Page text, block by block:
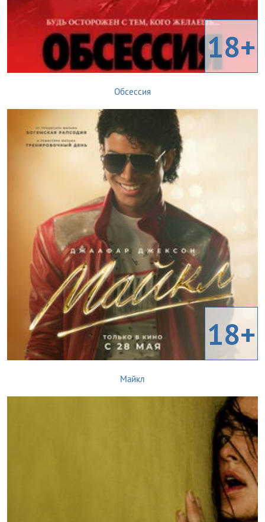
18+
Обсессия
18+
Майкл